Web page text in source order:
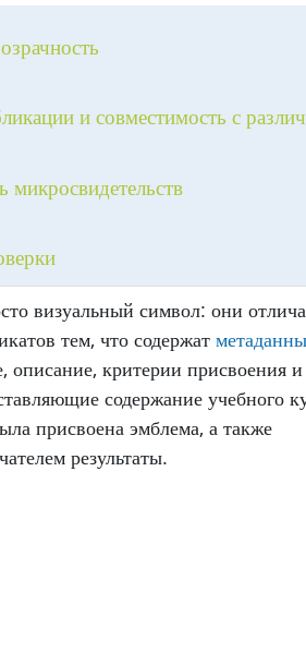
и совместимость с
визуальный символ: они
тем, что содержат
описание, критерии присвоения
содержание учебного
присвоена эмблема, а также
результаты.